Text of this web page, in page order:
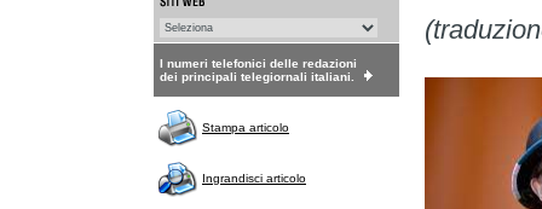
I numeri telefonici delle redazioni
dei principali telegiornali italiani.
Stampa articolo
Ingrandisci articolo